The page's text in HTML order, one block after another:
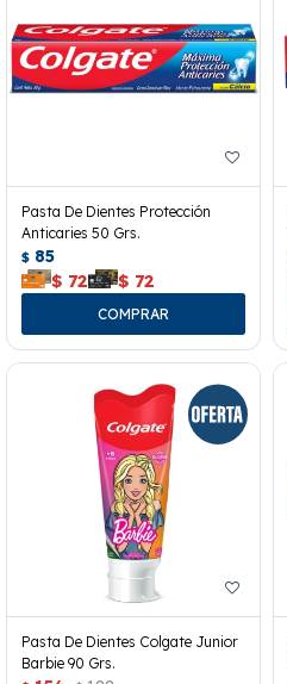
Pasta De Dientes Protección
Anticaries 50 Grs.
$ 85
$ 72 $ 72
Pasta De Dientes Colgate Junior
Barbie 90 Grs.